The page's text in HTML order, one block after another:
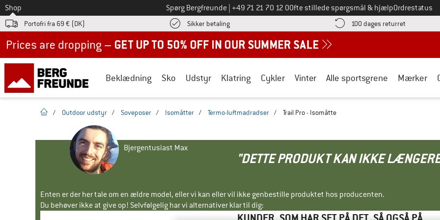
Til
Shop Spørg Bergfreunde Ring til os på
+49 71 21 70 12 0Ofte stillede spørgsmål & hjælpOrdrestatus
Portofri fra 69 € (DK) Sikker betalingFind betalingsoplysningerne her! Åbnes i en infoboks
100 dages returret Gå til
Beklædning Sko Udstyr Klatring Cykler Vinter Alle sportsgrene Mærker
Hjemmeside
/ Outdoor udstyr / Soveposer / Isomåtter / Termo-luftmadradser / Trail Pro - Isomåtte
Bjergentusiast Max
"DETTE PRODUKT KAN IKKE
Enten er der her tale om en ældre model, eller vi kan eller vil ikke genbestille produktet hos producenten.
Du behøver ikke at give op! Selvfølgelig har vi alternativer klar til dig: